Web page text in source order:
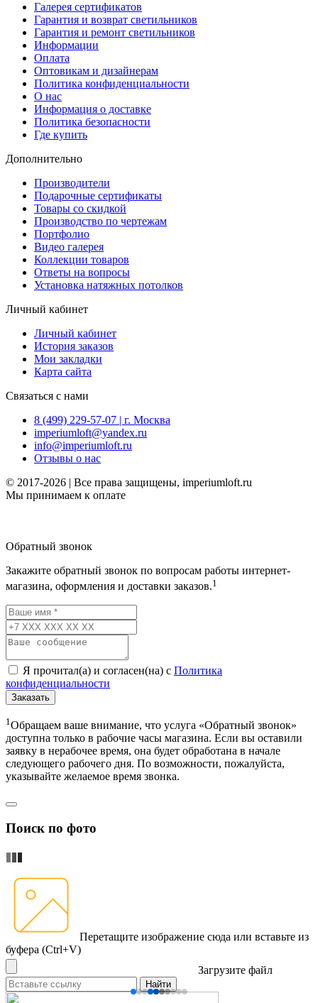
Галерея сертификатов
Гарантия и возврат светильников
Гарантия и ремонт светильников
Информации
Оплата
Оптовикам и дизайнерам
Политика конфиденциальности
О нас
Информация о доставке
Политика безопасности
Где купить
Дополнительно
Производители
Подарочные сертификаты
Товары со скидкой
Производство по чертежам
Портфолио
Видео галерея
Коллекции товаров
Ответы на вопросы
Установка натяжных потолков
Личный кабинет
Личный кабинет
История заказов
Мои закладки
Карта сайта
Связаться с нами
8 (499) 229-57-07 | г. Москва
imperiumloft@yandex.ru
info@imperiumloft.ru
Отзывы о нас
© 2017-2026 | Все права защищены, imperiumloft.ru
Мы принимаем к оплате
Обратный звонок
Закажите обратный звонок по вопросам работы интернет-
магазина, оформления и доставки заказов.1
Я прочитал(а) и согласен(на) с Политика
конфиденциальности
Заказать
1 Обращаем ваше внимание, что услуга «Обратный звонок»
доступна только в рабочие часы магазина. Если вы оставили
заявку в нерабочее время, она будет обработана в начале
следующего рабочего дня. По возможности, пожалуйста,
указывайте желаемое время звонка.
Поиск по фото
Перетащите изображение сюда или вставьте из
буфера (Ctrl+V)
Загрузите файл
Найти